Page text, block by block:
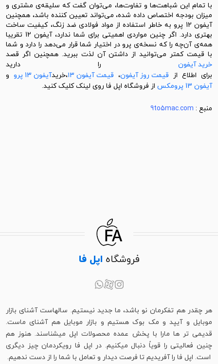
با تمام این شباهت‌ها و تفاوت‌ها، می‌توان گفت که سلیقه‌ی مشتری و
میزان بودجه اختصاص داده شده، می‌تواند تعیین کننده باشد، همچنین
آیفون 12 پرو به‌ خاطر استفاده از مواد فولادی ضد زنگ، کیفیت ساخت
بهتری دارد. اگر چنین مواردی اهمیتی برای شما ندارد، آیفون 12 تقریبا
همه‌ی آن‌چه را که نسخه‌ی پرو در اختیار شما قرار می‌دهد را دارد و شما
با قیمت کمتر می‌توانید از داشتن آن لذت ببرید. همچنین اگر قصد
خرید آیفونرا دارید
برای اطلاع از قیمت روز آیفون،قیمت آیفون ۱۳ ،خریدآیفون 13 پرو
و
آیفون 13 پرومکس
از فروشگاه اپل فا روی لینک کلیک کنید.
منبع : 9to5mac.com
فروشگاهاپل فا
هر چقدر هم تفکرمان نو باشد، ما جدید نیستیم. سالهاست آشنای بازار
موبایل و آیپد و مک بوک هستیم و بازار موبایل هم آشنای ماست.
قدیمی تر ها مارا با پخش عمده محصولات اپل میشناسند. هنوز هم
چنین فعالیتی را قویاً دنبال میکنیم. در اپل فا رویکردمان چیز دیگری
است. اپل فا را آفریدیم تا فرصت دیدار و تعامل با شما را از دست ندهیم.